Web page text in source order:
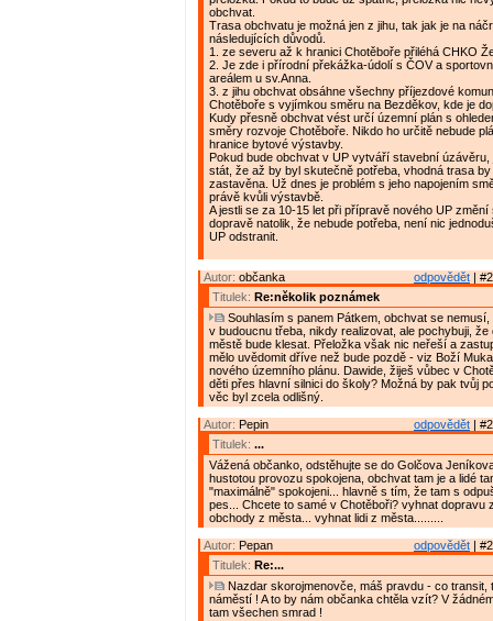
obchvat.
Trasa obchvatu je možná jen z jihu, tak jak je na
následujících důvodů.
1. ze severu až k hranici Chotěboře přiléhá CHKO
2. Je zde i přírodní překážka-údolí s ČOV a
areálem u sv.Anna.
3. z jihu obchvat obsáhne všechny příjezdové
Chotěboře s vyjímkou směru na Bezděkov, kde je
Kudy přesně obchvat vést určí územní plán s
směry rozvoje Chotěboře. Nikdo ho určitě nebude
hranice bytové výstavby.
Pokud bude obchvat v UP vytváří stavební úzávěru,
stát, že až by byl skutečně potřeba, vhodná trasa by
zastavěna. Už dnes je problém s jeho napojením
právě kvůli výstavbě.
A jestli se za 10-15 let při přípravě nového UP změní
dopravě natolik, že nebude potřeba, není nic
UP odstranit.
odpovědět |
Autor: občanka
Titulek: Re:několik poznámek
Souhlasím s panem Pátkem, obchvat se nemusí,
v budoucnu třeba, nikdy realizovat, ale pochybuji, že
městě bude klesat. Přeložka však nic neřeší a
mělo uvědomit dříve než bude pozdě - viz Boží
nového územního plánu. Dawide, žiješ vůbec v
děti přes hlavní silnici do školy? Možná by pak tvůj
věc byl zcela odlišný.
odpovědět |
Autor: Pepin
Titulek: ...
Vážená občanko, odstěhujte se do Golčova
hustotou provozu spokojena, obchvat tam je a lidé
"maximálně" spokojeni... hlavně s tím, že tam s
pes... Chcete to samé v Chotěboři? vyhnat dopravu
obchody z města... vyhnat lidi z města.........
odpovědět |
Autor: Pepan
Titulek: Re:...
Nazdar skorojmenovče, máš pravdu - co transit,
náměstí ! A to by nám občanka chtěla vzít? V
tam všechen smrad !